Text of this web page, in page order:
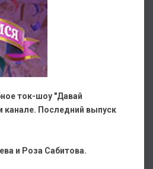
ток-шоу "Давай
канале. Последний выпуск
и Роза Сабитова.